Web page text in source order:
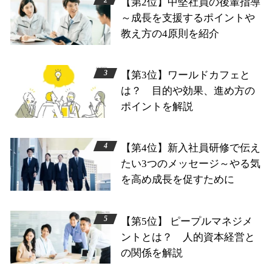
～成長を支援するポイントや
教え方の4原則を紹介
【第3位】ワールドカフェと
は？ 目的や効果、進め方の
ポイントを解説
【第4位】新入社員研修で伝え
たい3つのメッセージ～やる気
を高め成長を促すために
【第5位】 ピープルマネジメ
ントとは？ 人的資本経営と
の関係を解説